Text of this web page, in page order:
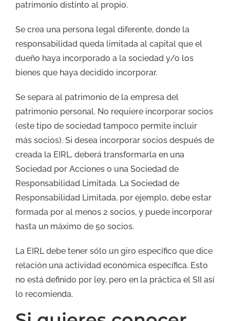
patrimonio distinto al propio.
Se crea una persona legal diferente, donde la
responsabilidad queda limitada al capital que el
dueño haya incorporado a la sociedad y/o los
bienes que haya decidido incorporar.
Se separa al patrimonio de la empresa del
patrimonio personal. No requiere incorporar socios
(este tipo de sociedad tampoco permite incluir
más socios). Si desea incorporar socios después de
creada la EIRL, deberá transformarla en una
Sociedad por Acciones o una Sociedad de
Responsabilidad Limitada. La Sociedad de
Responsabilidad Limitada, por ejemplo, debe estar
formada por al menos 2 socios, y puede incorporar
hasta un máximo de 50 socios.
La EIRL debe tener sólo un giro específico que dice
relación una actividad económica específica. Esto
no está definido por ley, pero en la práctica el SII así
lo recomienda.